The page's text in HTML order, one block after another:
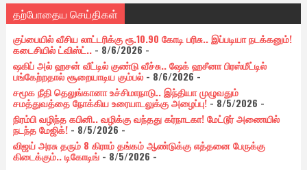
தற்போதைய செய்திகள்
குப்பையில் வீசிய லாட்டரிக்கு ரூ.10.90 கோடி பரிசு.. இப்படியா நடக்கனும்!
கடைசியில் ட்விஸ்ட்..- 8/6/2026 -
ஷகிப் அல் ஹசன் வீட்டில் குண்டு வீச்சு.. ஷேக் ஹசீனா பிரஸ்மீட்டில்
பங்கேற்றதால் சூறையாடிய கும்பல்- 8/6/2026-
சமூக நீதி தெலுங்கானா உச்சிமாநாடு.. இந்தியா முழுவதும்
சமத்துவத்தை நோக்கிய உரையாடலுக்கு அழைப்பு!- 8/5/2026 -
நிரம்பி வழிந்த கபினி.. வழிக்கு வந்தது கர்நாடகா! மேட்டூர் அணையில்
நடந்த மேஜிக்!- 8/5/2026 -
விஜய் அரசு தரும் 8 கிராம் தங்கம் ஆண்டுக்கு எத்தனை பேருக்கு
கிடைக்கும்.. டிகோடிங்- 8/5/2026 -